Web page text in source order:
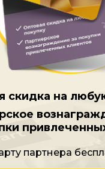
скидка на
партнера